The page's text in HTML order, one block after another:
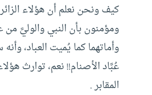
كيف ونحن نعلم أن هؤلاء
ومؤمنون بأن النبي والوليَّ من
وأماتهما كما يُميت العباد،
عُبَّاد الأصنام!! نعم، توارث
المقابر .